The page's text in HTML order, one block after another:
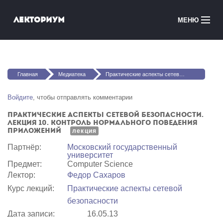
Лекториум МЕНЮ
Медиатека
Courses in English
Вы здесь
Главная Медиатека Практические аспекты сетевой безопасности. Лекция 10. Контроль нормального поведения приложений
Войдите, чтобы отправлять комментарии
Практические аспекты сетевой безопасности.
Лекция 10. Контроль нормального поведения
приложений
лекция
Партнёр:
Московский государственный
университет
Предмет:
Computer Science
Лектор:
Федор Сахаров
Курс лекций:
Практические аспекты сетевой
безопасности
Дата записи:
16.05.13